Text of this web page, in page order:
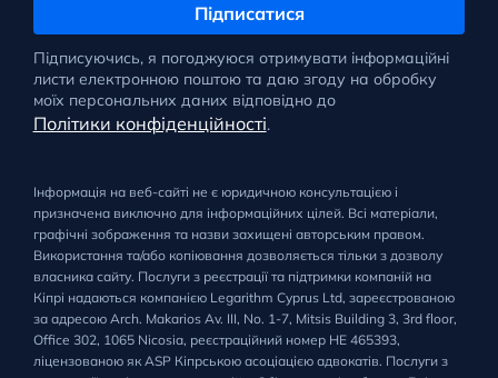
Підписатися
Підписуючись, я погоджуюся отримувати інформаційні
листи електронною поштою та даю згоду на обробку
моїх персональних даних відповідно до
Політики конфіденційності.
Інформація на веб-сайті не є юридичною консультацією і
призначена виключно для інформаційних цілей. Всі матеріали,
графічні зображення та назви захищені авторським правом.
Використання та/або копіювання дозволяється тільки з дозволу
власника сайту. Послуги з реєстрації та підтримки компаній на
Кіпрі надаються компанією Legarithm Cyprus Ltd, зареєстрованою
за адресою Arch. Makarios Av. III, No. 1-7, Mitsis Building 3, 3rd floor,
Office 302, 1065 Nicosia, реєстраційний номер HE 465393,
ліцензованою як ASP Кіпрською асоціацією адвокатів. Послуги з